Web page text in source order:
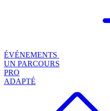
ÉVÉNEMENTS
UN PARCOURS
PRO
ADAPTÉ